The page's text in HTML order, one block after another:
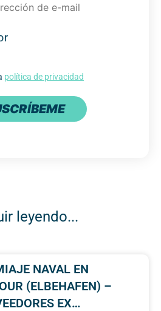
política de privacidad
leyendo...
NAVAL EN
(ELBEHAFEN) –
EX…